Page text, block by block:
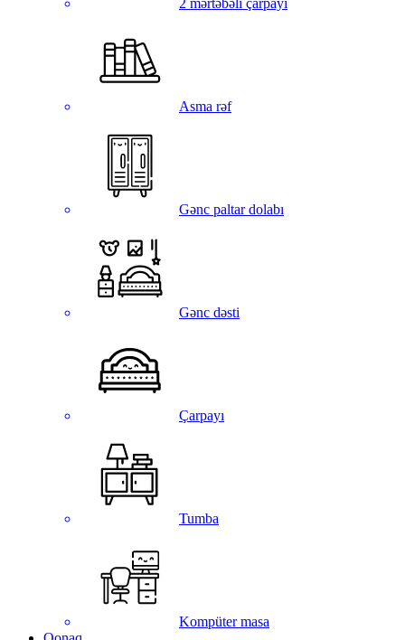
2 mərtəbəli çarpayı
Asma rəf
Gənc paltar dolabı
Gənc dəsti
Çarpayı
Tumba
Kompüter masa